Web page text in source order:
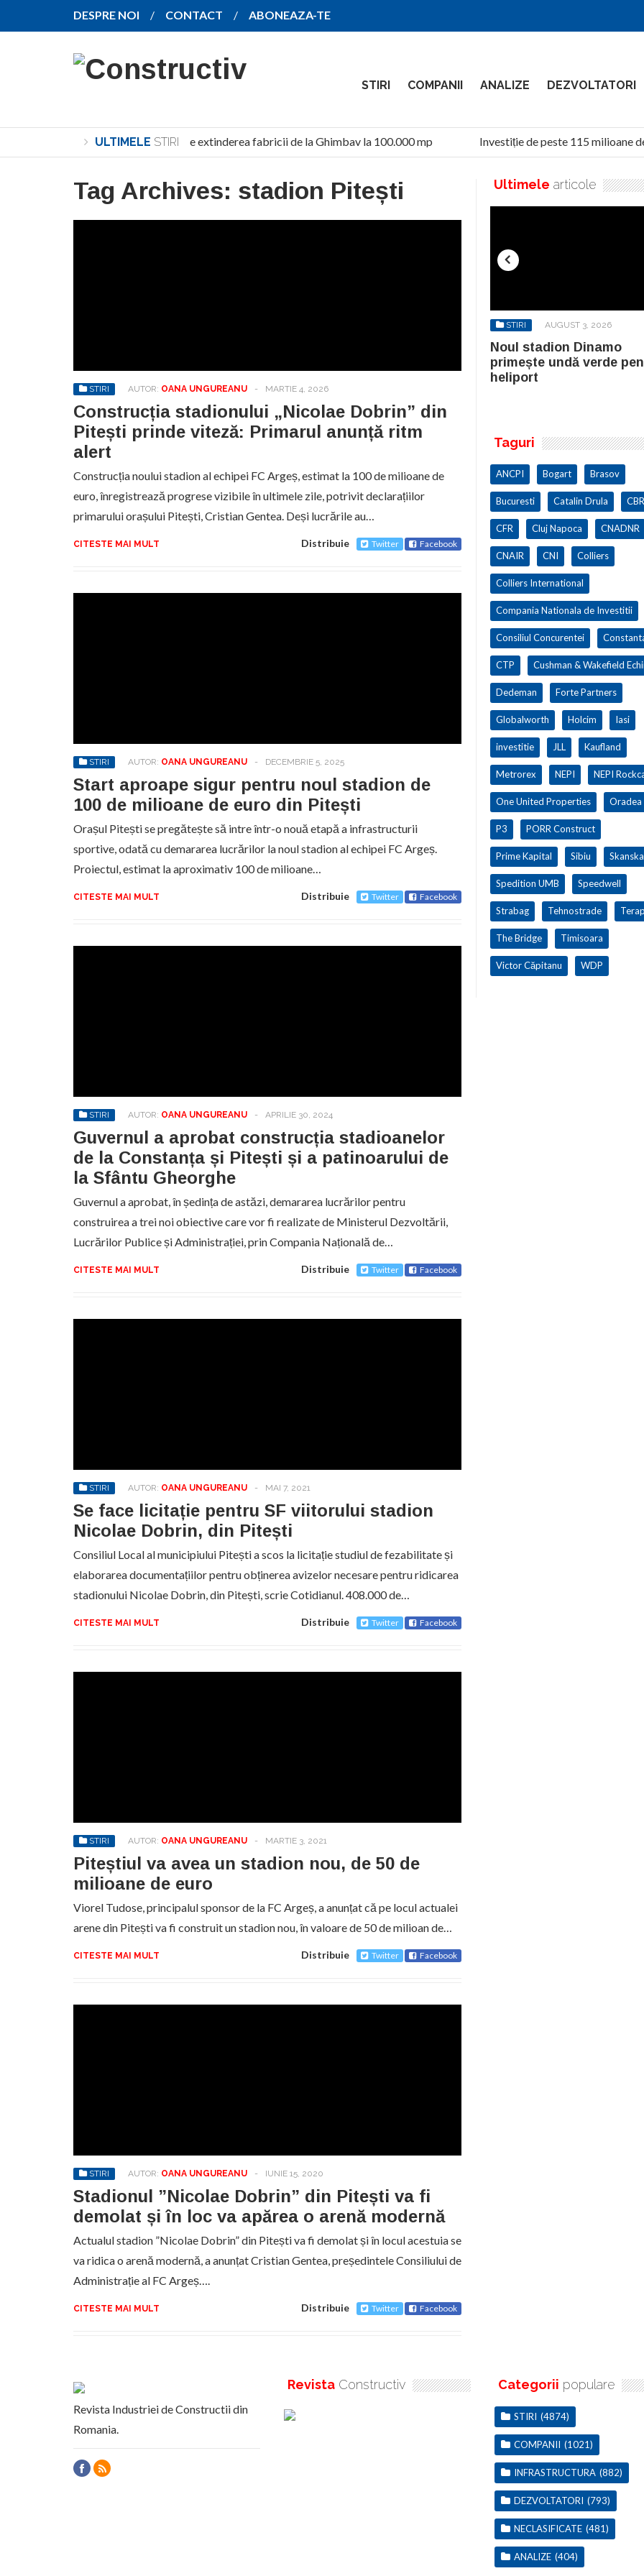
DESPRE NOI CONTACT ABONEAZA-TE
STIRI COMPANII ANALIZE DEZVOLTATORI
ULTIMELE STIRI
SANY pregătește extinderea fabricii de la Ghimbav la 100.000 mp Investiție de peste 115 milioane
Tag Archives: stadion Pitești
STIRI AUTOR: OANA UNGUREANU - MARTIE 4, 2026
Construcția stadionului „Nicolae Dobrin” din
Pitești prinde viteză: Primarul anunță ritm
alert
Construcția noului stadion al echipei FC Argeș, estimat la 100 de milioane de
euro, înregistrează progrese vizibile în ultimele zile, potrivit declarațiilor
primarului orașului Pitești, Cristian Gentea. Deși lucrările au…
CITESTE MAI MULT Distribuie Twitter Facebook
STIRI AUTOR: OANA UNGUREANU - DECEMBRIE 5, 2025
Start aproape sigur pentru noul stadion de
100 de milioane de euro din Pitești
Orașul Pitești se pregătește să intre într-o nouă etapă a infrastructurii
sportive, odată cu demararea lucrărilor la noul stadion al echipei FC Argeș.
Proiectul, estimat la aproximativ 100 de milioane…
CITESTE MAI MULT Distribuie Twitter Facebook
STIRI AUTOR: OANA UNGUREANU - APRILIE 30, 2024
Guvernul a aprobat construcția stadioanelor
de la Constanța și Pitești și a patinoarului de
la Sfântu Gheorghe
Guvernul a aprobat, în ședința de astăzi, demararea lucrărilor pentru
construirea a trei noi obiective care vor fi realizate de Ministerul Dezvoltării,
Lucrărilor Publice și Administrației, prin Compania Națională de…
CITESTE MAI MULT Distribuie Twitter Facebook
STIRI AUTOR: OANA UNGUREANU - MAI 7, 2021
Se face licitație pentru SF viitorului stadion
Nicolae Dobrin, din Pitești
Consiliul Local al municipiului Pitești a scos la licitație studiul de fezabilitate și
elaborarea documentațiilor pentru obținerea avizelor necesare pentru ridicarea
stadionului Nicolae Dobrin, din Pitești, scrie Cotidianul. 408.000 de…
CITESTE MAI MULT Distribuie Twitter Facebook
STIRI AUTOR: OANA UNGUREANU - MARTIE 3, 2021
Piteștiul va avea un stadion nou, de 50 de
milioane de euro
Viorel Tudose, principalul sponsor de la FC Argeș, a anunțat că pe locul actualei
arene din Pitești va fi construit un stadion nou, în valoare de 50 de milioan de…
CITESTE MAI MULT Distribuie Twitter Facebook
STIRI AUTOR: OANA UNGUREANU - IUNIE 15, 2020
Stadionul ”Nicolae Dobrin” din Pitești va fi
demolat și în loc va apărea o arenă modernă
Actualul stadion ”Nicolae Dobrin” din Pitești va fi demolat și în locul acestuia se
va ridica o arenă modernă, a anunțat Cristian Gentea, președintele Consiliului de
Administrație al FC Argeș….
CITESTE MAI MULT Distribuie Twitter Facebook
Ultimele articole
STIRI AUGUST 3, 2026
Noul stadion Dinamo
primește undă verde
heliport
Taguri
ANCPI Bogart Brasov
Bucuresti Catalin Drula
CFR Cluj Napoca CNADNR
CNAIR CNI Colliers
Colliers International
Compania Nationala de Investitii
Consiliul Concurentei
CTP Cushman & Wakefield
Dedeman Forte Partners
Globalworth Holcim Iasi
investitie JLL Kaufland
Metrorex NEPI NEPI
One United Properties Oradea
P3 PORR Construct
Prime Kapital Sibiu Skanska
Spedition UMB Speedwell
Strabag Tehnostrade
The Bridge Timisoara
Victor Căpitanu WDP
Revista Industriei de Constructii din
Romania.
Revista Constructiv Categorii populare
STIRI (4874)
COMPANII (1021)
INFRASTRUCTURA (882)
DEZVOLTATORI (793)
NECLASIFICATE (481)
ANALIZE (404)